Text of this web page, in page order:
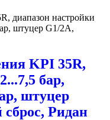
KPI 35R,
бар,
штуцер
Ридан